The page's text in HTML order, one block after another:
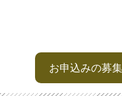
お申込みの募